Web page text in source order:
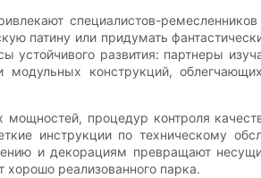
специалистов-
патину или придумать
развития: партнеры
конструкций,
процедур контроля
инструкции по техническому
и декорациям превращают
реализованного парка.